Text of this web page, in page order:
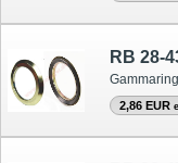
RB 28-
2,86 EUR